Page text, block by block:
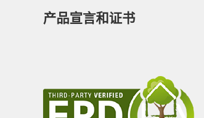
产品宣言和证书